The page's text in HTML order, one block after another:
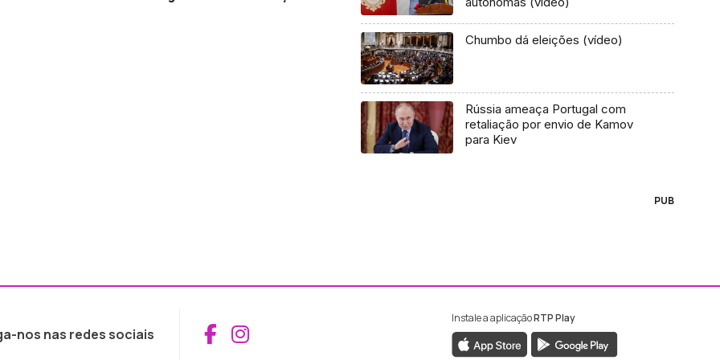
Chumbo dá eleições (vídeo)
Rússia ameaça Portugal com
retaliação por envio de Kamov
para Kiev
PUB
nos nas redes sociais Aceder ao Facebook da RTP Madeira
Aceder ao Instagram da RTP Madeira
Instale a aplicaçãoRTP Play